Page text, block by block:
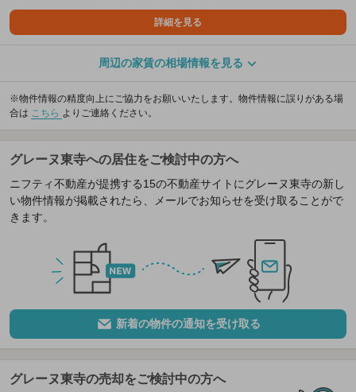
詳細を見る
周辺の家賃の相場情報を見る
※物件情報の精度向上にご協力をお願いいたします。物件情報に誤りがある場
合は こちら よりご連絡ください。
グレーヌ東寺への居住をご検討中の方へ
ニフティ不動産が提携する15の不動産サイトにグレーヌ東寺の新し
い物件情報が掲載されたら、メールでお知らせを受け取ることがで
きます。
新着の物件の通知を受け取る
グレーヌ東寺の売却をご検討中の方へ